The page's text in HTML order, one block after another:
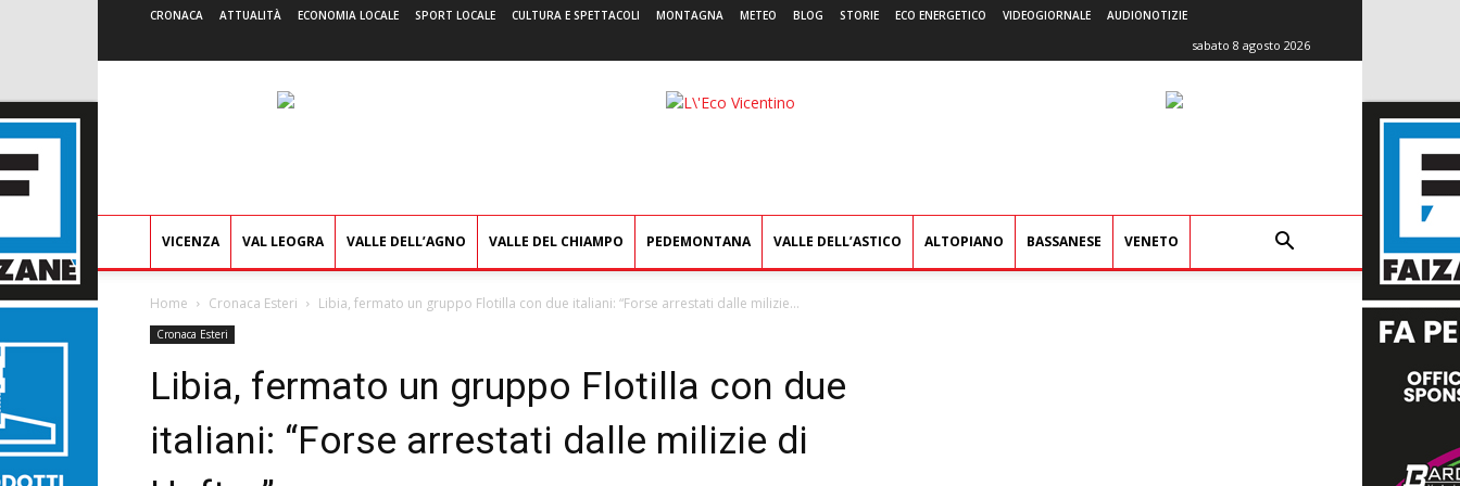
CRONACA ATTUALITÀ ECONOMIA LOCALE SPORT LOCALE CULTURA E SPETTACOLI MONTAGNA METEO BLOG STORIE ECO ENERGETICO VIDEOGIORNALE AUDIONOTIZIE
sabato 8 agosto 2026
L'Eco
VICENZA VAL LEOGRA VALLE DELL’AGNO VALLE DEL CHIAMPO PEDEMONTANA VALLE DELL’ASTICO ALTOPIANO BASSANESE VENETO
Home Cronaca Esteri Libia, fermato un gruppo Flotilla con due italiani: “Forse arrestati dalle milizie...
Cronaca Esteri
Libia, fermato un gruppo Flotilla con due
italiani: “Forse arrestati dalle milizie di